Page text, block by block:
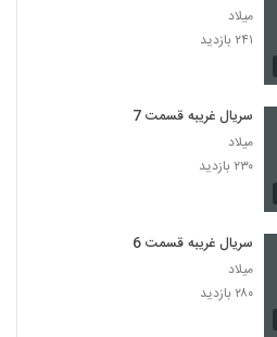
میلاد
۲۴۱ بازدید
سریال غریبه قسمت 7
میلاد
۲۳۰ بازدید
سریال غریبه قسمت 6
میلاد
۲۸۰ بازدید